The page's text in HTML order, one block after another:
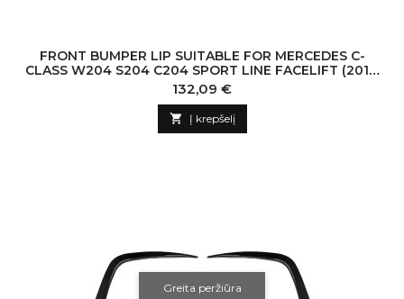
FRONT BUMPER LIP SUITABLE FOR MERCEDES C-
CLASS W204 S204 C204 SPORT LINE FACELIFT (2011-
2015) PIANO BLACK
Kaina
132,09 €
 Į krepšelį
Greita peržiūra